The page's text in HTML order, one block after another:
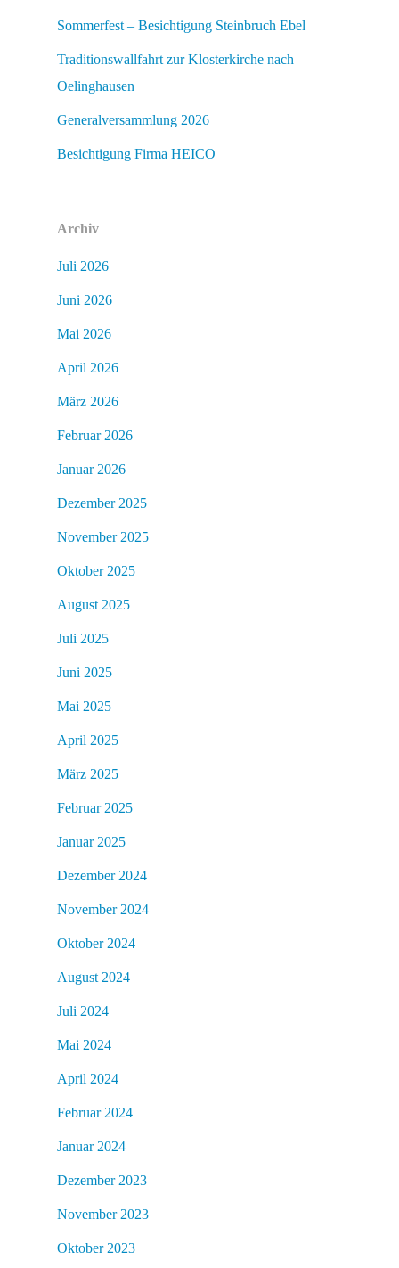
Sommerfest – Besichtigung Steinbruch Ebel
Traditionswallfahrt zur Klosterkirche nach
Oelinghausen
Generalversammlung 2026
Besichtigung Firma HEICO
Archiv
Juli 2026
Juni 2026
Mai 2026
April 2026
März 2026
Februar 2026
Januar 2026
Dezember 2025
November 2025
Oktober 2025
August 2025
Juli 2025
Juni 2025
Mai 2025
April 2025
März 2025
Februar 2025
Januar 2025
Dezember 2024
November 2024
Oktober 2024
August 2024
Juli 2024
Mai 2024
April 2024
Februar 2024
Januar 2024
Dezember 2023
November 2023
Oktober 2023